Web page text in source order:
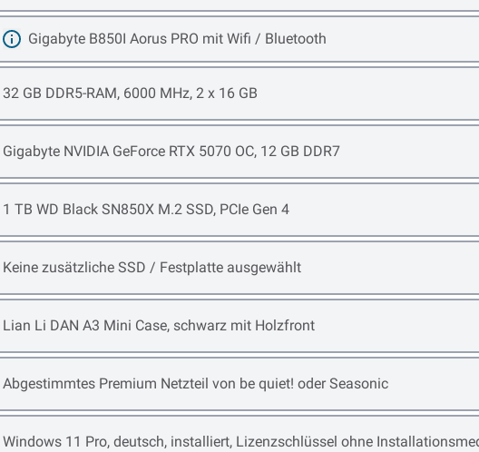
Mehr erfahren
Gigabyte B850I Aorus PRO mit Wifi / Bluetooth
32 GB DDR5-RAM, 6000 MHz, 2 x 16 GB
Open item options
Gigabyte NVIDIA GeForce RTX 5070 OC, 12 GB DDR7
Open item options
1 TB WD Black SN850X M.2 SSD, PCIe Gen 4
Open item options
Keine zusätzliche SSD / Festplatte ausgewählt
Open item options
Lian Li DAN A3 Mini Case, schwarz mit Holzfront
Open item options
Abgestimmtes Premium Netzteil von be quiet! oder Seasonic
Open item options
Windows 11 Pro, deutsch, installiert, Lizenzschlüssel ohne
Open item options